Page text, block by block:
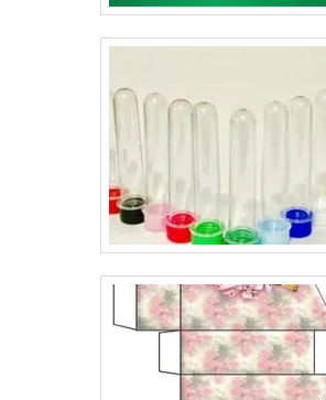
preço justo feitos pela Gráfica Lyon
produtos e são fabricadas com